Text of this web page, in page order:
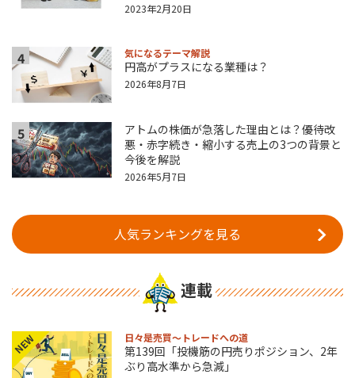
2023年2月20日
4 気になるテーマ解説
円高がプラスになる業種は？
2026年8月7日
5
アトムの株価が急落した理由とは？優待改
悪・赤字続き・縮小する売上の3つの背景と
今後を解説
2026年5月7日
人気ランキングを見る
連載
NEW 日々是売買～トレードへの道
第139回「投機筋の円売りポジション、2年
ぶり高水準から急減」